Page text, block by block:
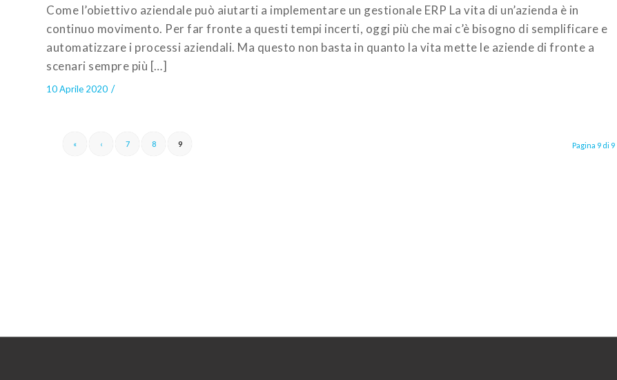
Come l’obiettivo aziendale può aiutarti a implementare un gestionale ERP La vita di un’azienda è in
continuo movimento. Per far fronte a questi tempi incerti, oggi più che mai c’è bisogno di semplificare e
automatizzare i processi aziendali. Ma questo non basta in quanto la vita mette le aziende di fronte a
scenari sempre più […]
10 Aprile 2020 /
Pagina 9 di 9
« ‹ 7 8 9